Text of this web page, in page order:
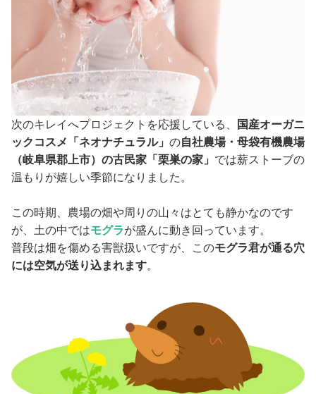
次のキレイへプロジェクトを応援している、
国産オーガニ
ックコスメ「ネオナチュラル」 の自社農場・母袋有機農場
（岐阜県郡上市）の古民家「栗巣の家」 では薪ストーブの
温もりが嬉しい季節になりました。
この時期、農場の畑や周りの山々はとても静かなのです
が、土の中ではモグラが盛んに動き回っています。
普段は畑を傷める害獣扱いですが、このモグラ君が通る穴
には空気が送り込まれます。